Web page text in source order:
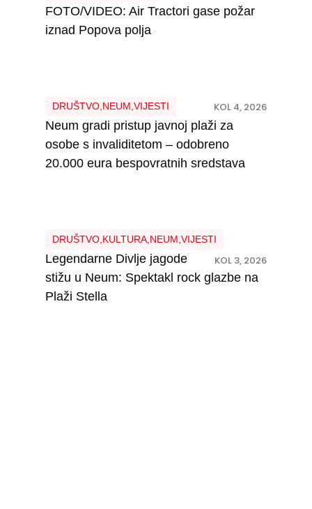
FOTO/VIDEO: Air Tractori gase požar
iznad Popova polja
DRUŠTVO, NEUM VIJESTI KOL 4, 2026
Neum gradi pristup javnoj plaži za
osobe s invaliditetom – odobreno
20.000 eura bespovratnih sredstava
DRUŠTVO, KULTURA, NEUM VIJESTI
KOL 3, 2026
Legendarne Divlje jagode
stižu u Neum: Spektakl rock glazbe na
Plaži Stella